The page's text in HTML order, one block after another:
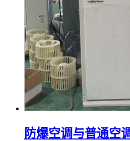
防爆空调与普通空